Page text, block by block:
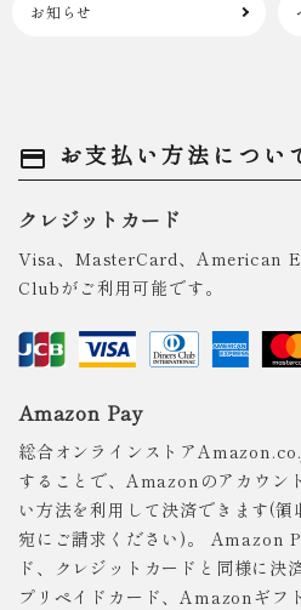
お知らせ
payment お支払い方法につい
クレジットカード
Visa、MasterCard、American
Clubがご利用可能です。
Amazon Pay
総合オンラインストア
することで、Amazonのアカウン
い方法を利用して決済できます(
宛にご請求ください)。 Amazon
ド、クレジットカードと同様に決
プリペイドカード、Amazonギフ